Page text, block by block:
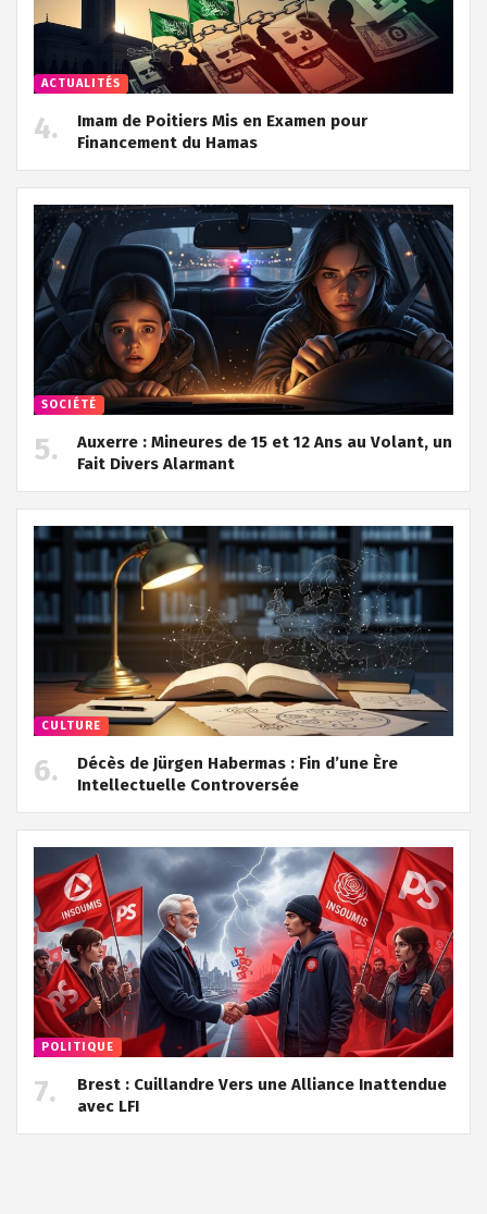
ACTUALITÉS
Imam de Poitiers Mis en Examen pour
Financement du Hamas
SOCIÉTÉ
Auxerre : Mineures de 15 et 12 Ans au Volant, un
Fait Divers Alarmant
CULTURE
Décès de Jürgen Habermas : Fin d’une Ère
Intellectuelle Controversée
POLITIQUE
Brest : Cuillandre Vers une Alliance Inattendue
avec LFI